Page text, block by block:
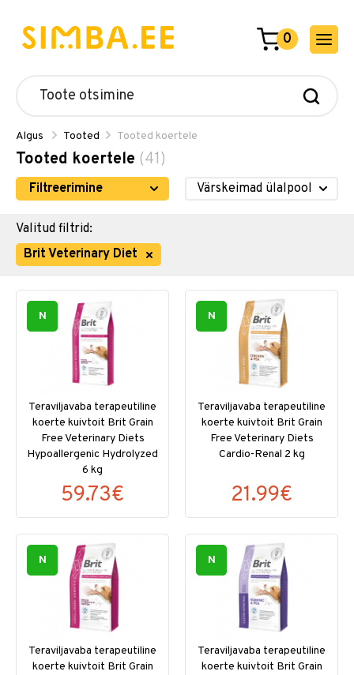
0
Algus Tooted Tooted koertele
Tooted koertele (41)
Filtreerimine
Valitud filtrid:
Brit Veterinary Diet
N
Teraviljavaba terapeutiline
koerte kuivtoit Brit Grain
Free Veterinary Diets
Hypoallergenic Hydrolyzed
6 kg
59.73€
N
Teraviljavaba terapeutiline
koerte kuivtoit Brit Grain
Free Veterinary Diets
Cardio-Renal 2 kg
21.99€
N
Teraviljavaba terapeutiline
koerte kuivtoit Brit Grain
N
Teraviljavaba terapeutiline
koerte kuivtoit Brit Grain